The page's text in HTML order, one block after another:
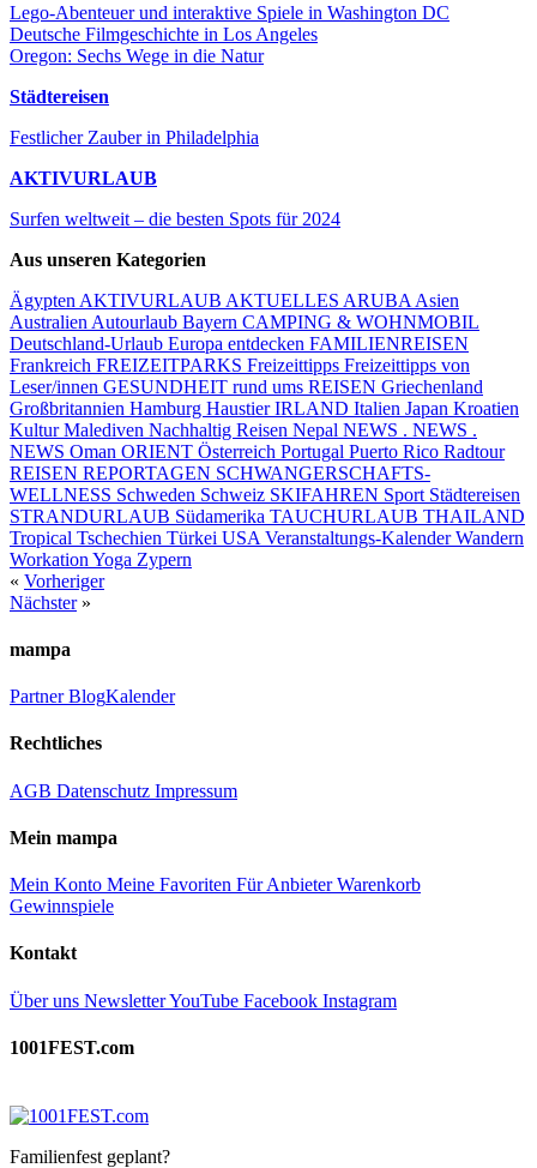
Lego-Abenteuer und interaktive Spiele in Washington DC
Deutsche Filmgeschichte in Los Angeles
Oregon: Sechs Wege in die Natur
Städtereisen
Festlicher Zauber in Philadelphia
AKTIVURLAUB
Surfen weltweit – die besten Spots für 2024
Aus unseren Kategorien
Ägypten AKTIVURLAUB AKTUELLES ARUBA Asien
Australien Autourlaub Bayern CAMPING & WOHNMOBIL
Deutschland-Urlaub Europa entdecken FAMILIENREISEN
Frankreich FREIZEITPARKS Freizeittipps Freizeittipps von
Leser/innen GESUNDHEIT rund ums REISEN Griechenland
Großbritannien Hamburg HaustierIRLAND Italien Japan Kroatien
KulturMalediven Nachhaltig Reisen Nepal NEWS . NEWS .
NEWS Oman ORIENT Österreich Portugal Puerto Rico Radtour
REISEN REPORTAGEN SCHWANGERSCHAFTS-
WELLNESS Schweden Schweiz SKIFAHREN Sport Städtereisen
STRANDURLAUB Südamerika TAUCHURLAUB THAILAND
Tropical Tschechien Türkei USA Veranstaltungs-KalenderWandern
Workation Yoga Zypern
« Vorheriger
Nächster»
mampa
PartnerBlogKalender
Rechtliches
AGB Datenschutz Impressum
Mein mampa
Mein Konto Meine Favoriten Für AnbieterWarenkorb
Gewinnspiele
Kontakt
Über uns NewsletterYouTube Facebook Instagram
1001FEST.com
Familienfest geplant?